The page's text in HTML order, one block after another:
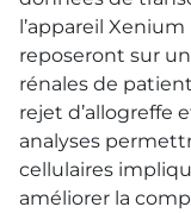
l’appareil Xenium
reposeront sur
rénales de
rejet d’allogreffe
analyses
cellulaires
améliorer la